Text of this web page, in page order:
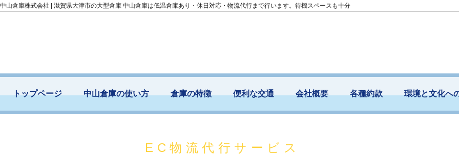
中山倉庫株式会社 | 滋賀県大津市の大型倉庫 中山倉庫は低温倉庫あり・休日対応・物流代行まで行います。待機スペースも十分
トップページ 中山倉庫の使い方 倉庫の特徴 便利な交通 会社概要 各種約款 環境と文化へ
EC物流代行サービス